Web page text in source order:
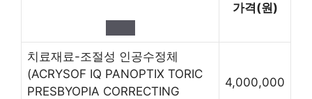
가격(원)
치료재료-조절성 인공수정체
(ACRYSOF IQ PANOPTIX TORIC
PRESBYOPIA CORRECTING
4,000,000